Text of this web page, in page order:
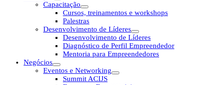
Capacitação
Cursos, treinamentos e workshops
Palestras
Desenvolvimento de Líderes
Desenvolvimento de Líderes
Diagnóstico de Perfil Empreendedor
Mentoria para Empreendedores
Negócios
Eventos e Networking
Summit ACIJS